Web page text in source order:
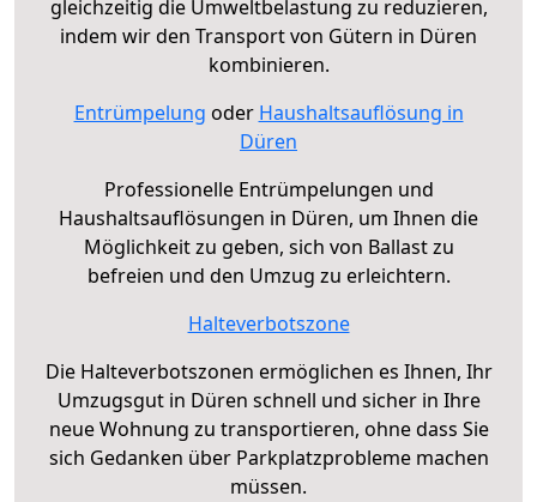
gleichzeitig die Umweltbelastung zu reduzieren,
indem wir den Transport von Gütern in Düren
kombinieren.
Entrümpelung oder Haushaltsauflösung in
Düren
Professionelle Entrümpelungen und
Haushaltsauflösungen in Düren, um Ihnen die
Möglichkeit zu geben, sich von Ballast zu
befreien und den Umzug zu erleichtern.
Halteverbotszone
Die Halteverbotszonen ermöglichen es Ihnen, Ihr
Umzugsgut in Düren schnell und sicher in Ihre
neue Wohnung zu transportieren, ohne dass Sie
sich Gedanken über Parkplatzprobleme machen
müssen.